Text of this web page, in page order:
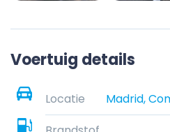
Voertuig details
Locatie
Madrid,